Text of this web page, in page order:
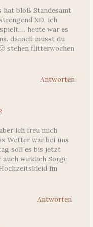
hat bloß Standesamt
XD. ich
heute war es
danach musst du
stehen flitterwochen
Antworten
ich freu mich
Wetter war bei uns
soll es bis jetzt
auch wirklich Sorge
im
Antworten